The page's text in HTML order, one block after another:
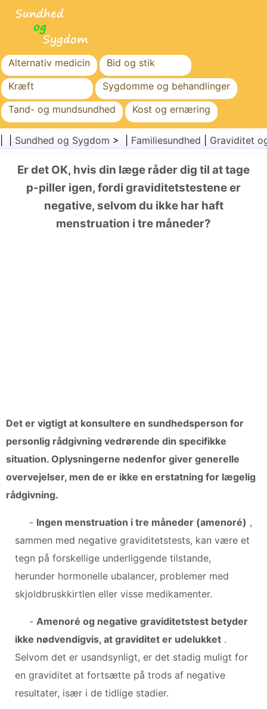
Alternativ medicin
Bid og stik
Kræft
Sygdomme og behandlinger
Tand- og mundsundhed
Kost og ernæring
Familiesundhed
Sundhedssektoren
Kirurgi og procedurer
Sundhed
Sundhed og Sygdom > | Familiesundhed Graviditet
Er det OK, hvis din læge råder dig til at tage
p-piller igen, fordi graviditetstestene er
negative, selvom du ikke har haft
menstruation i tre måneder?
Det er vigtigt at konsultere en sundhedsperson for
personlig rådgivning vedrørende din specifikke
situation. Oplysningerne nedenfor giver generelle
overvejelser, men de er ikke en erstatning for lægelig
rådgivning.
- Ingen menstruation i tre måneder (amenoré) ,
sammen med negative graviditetstests, kan være et
tegn på forskellige underliggende tilstande,
herunder hormonelle ubalancer, problemer med
skjoldbruskkirtlen eller visse medikamenter.
- Amenoré og negative graviditetstest betyder
ikke nødvendigvis, at graviditet er udelukket .
Selvom det er usandsynligt, er det stadig muligt for
en graviditet at fortsætte på trods af negative
resultater, især i de tidlige stadier.